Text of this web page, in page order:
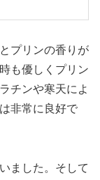
プリンの香りが
も優しくプリン
チンや寒天によ
非常に良好で
ました。そして